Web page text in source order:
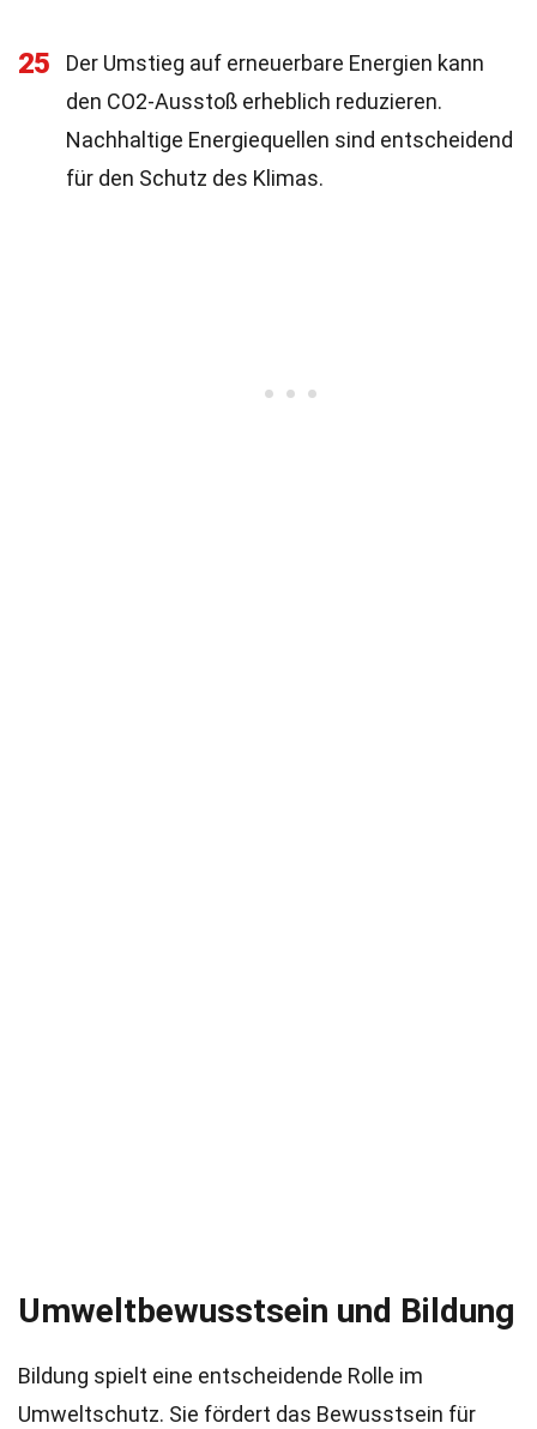
25
Der Umstieg auf erneuerbare Energien kann
den CO2-Ausstoß erheblich reduzieren.
Nachhaltige Energiequellen sind entscheidend
für den Schutz des Klimas.
Umweltbewusstsein und Bildung
Bildung spielt eine entscheidende Rolle im
Umweltschutz. Sie fördert das Bewusstsein für